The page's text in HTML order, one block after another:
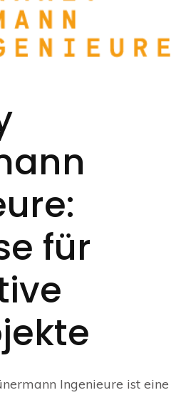
für
Ingenieure ist eine